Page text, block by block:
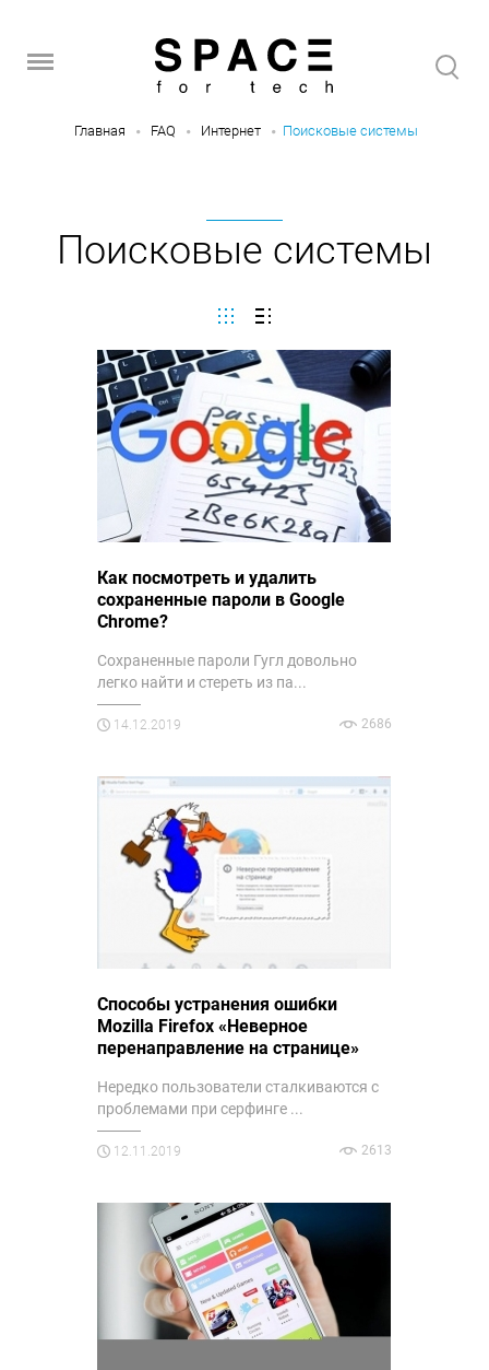
Главная FAQ Интернет Поисковые системы
Поисковые системы
Как посмотреть и удалить
сохраненные пароли в Google
Chrome?
Сохраненные пароли Гугл довольно
легко найти и стереть из па...
14.12.2019 2686
Способы устранения ошибки
Mozilla Firefox «Неверное
перенаправление на странице»
Нередко пользователи сталкиваются с
проблемами при серфинге ...
12.11.2019 2613